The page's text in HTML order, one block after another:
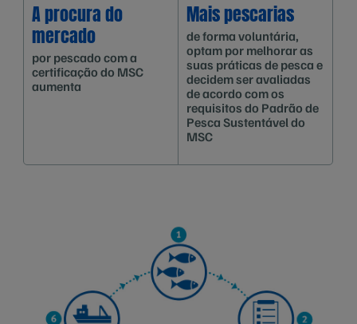
A procura do
mercado
por pescado com a
certificação do MSC
aumenta
Mais pescarias
de forma voluntária,
optam por melhorar as
suas práticas de pesca e
decidem ser avaliadas
de acordo com os
requisitos do Padrão de
Pesca Sustentável do
MSC